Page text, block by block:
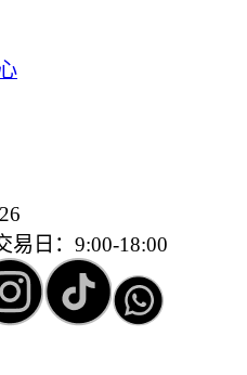
易日：9:00-18:00